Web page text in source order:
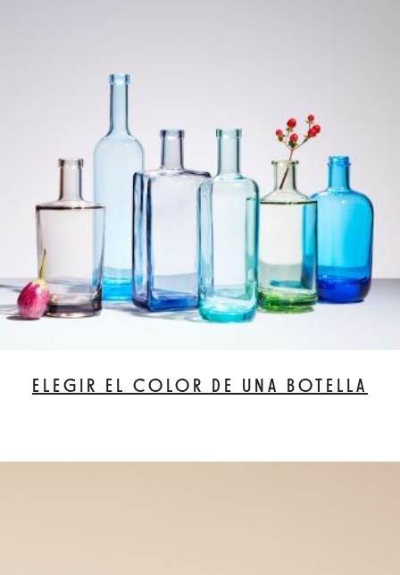
ELEGIR EL COLOR DE UNA BOTELLA